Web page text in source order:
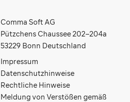
Comma Soft AG
Pützchens Chaussee 202–204a
53229 Bonn Deutschland
Impressum
Datenschutzhinweise
Rechtliche Hinweise
Meldung von Verstößen gemäß